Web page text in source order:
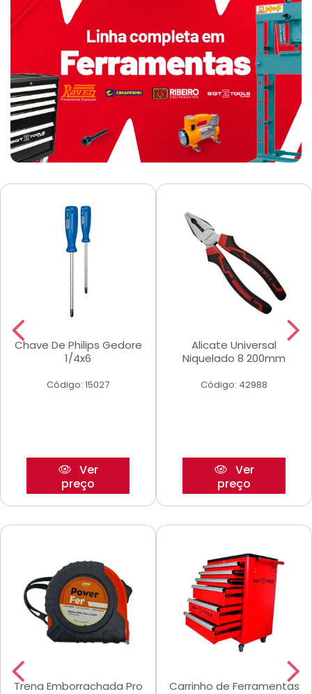
Chave De Philips Gedore
1/4x6
Código: 15027
Ver
preço
Alicate Universal
Niquelado 8 200mm
Código: 42988
Ver
preço
Trena Emborrachada Pro
Carrinho de Ferramentas